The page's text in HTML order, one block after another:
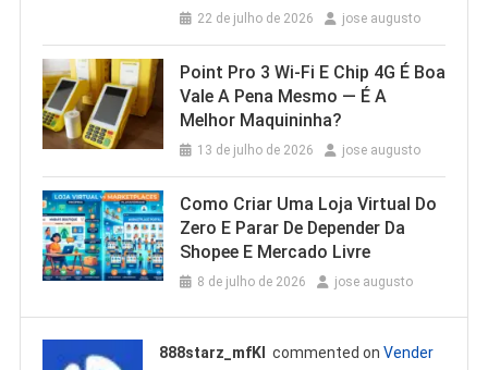
22 de julho de 2026 jose augusto
Point Pro 3 Wi‑Fi E Chip 4G É Boa
Vale A Pena Mesmo — É A
Melhor Maquininha?
13 de julho de 2026 jose augusto
Como Criar Uma Loja Virtual Do
Zero E Parar De Depender Da
Shopee E Mercado Livre
8 de julho de 2026 jose augusto
888starz_mfKl commented onVender